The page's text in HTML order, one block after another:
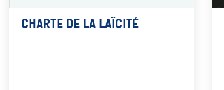
Charte de la laïcité